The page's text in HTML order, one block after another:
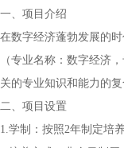
一、项目介绍
在数字经济蓬勃发展的
（专业名称：数字经济
关的专业知识和能力的复
二、项目设置
1.学制：按照2年制定培